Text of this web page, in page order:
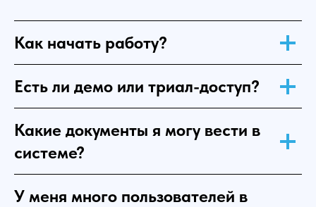
Как начать работу?
Есть ли демо или триал-доступ?
Какие документы я могу вести в
системе?
У меня много пользователей в